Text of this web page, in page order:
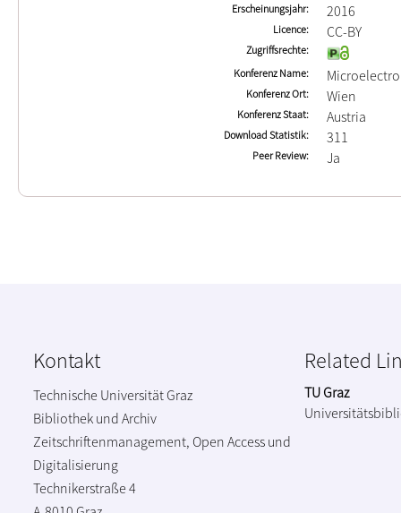
Erscheinungsjahr 2016
Licence CC-BY
Zugriffsrechte
Konferenz Name
Konferenz Ort Wien
Konferenz Staat Austria
Download Statistik 311
Peer Review Ja
Kontakt
Technische Universität Graz
Bibliothek und Archiv
Zeitschriftenmanagement, Open Access und
Digitalisierung
Technikerstraße 4
Related
TU Graz